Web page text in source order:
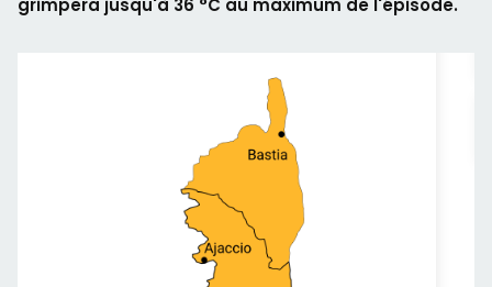
grimpera jusqu'à 36 °C au maximum de l'épisode.